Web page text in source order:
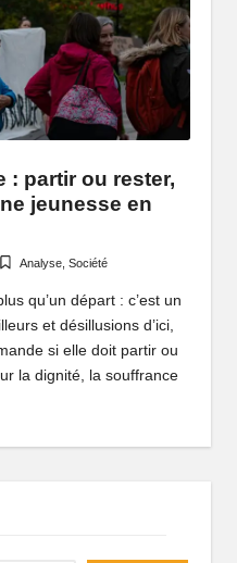
: partir ou rester,
jeunesse en
Posted
Analyse, Société
qu’un départ : c’est un
et désillusions d’ici,
si elle doit partir ou
la dignité, la souffrance